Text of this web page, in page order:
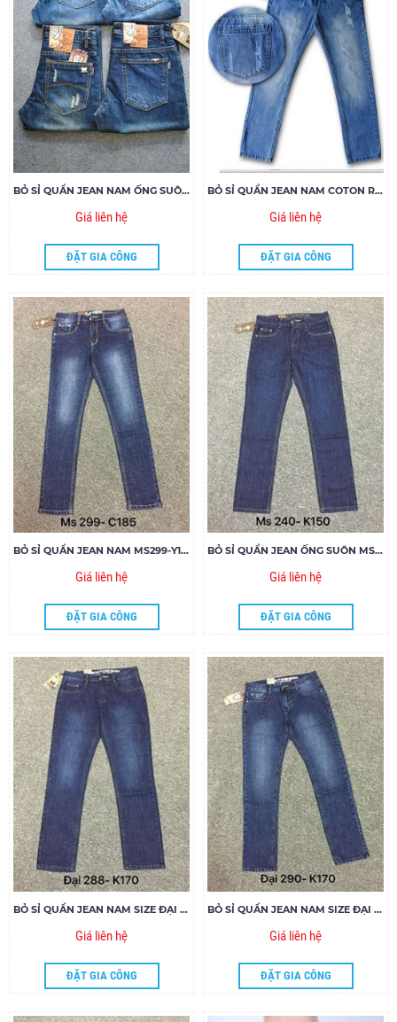
BỎ SỈ QUẦN JEAN NAM ỐNG SUÔNG MS285-272-324-328
Giá liên hệ
ĐẶT GIA CÔNG
BỎ SỈ QUẦN JEAN NAM COTON RÁCH JSA 45.18
Giá liên hệ
ĐẶT GIA CÔNG
BỎ SỈ QUẦN JEAN NAM MS299-Y185
Giá liên hệ
ĐẶT GIA CÔNG
BỎ SỈ QUẦN JEAN ỐNG SUÔN MS240
Giá liên hệ
ĐẶT GIA CÔNG
BỎ SỈ QUẦN JEAN NAM SIZE ĐẠI NAFUCO MS288-E170
Giá liên hệ
ĐẶT GIA CÔNG
BỎ SỈ QUẦN JEAN NAM SIZE ĐẠI MS290-Q170
Giá liên hệ
ĐẶT GIA CÔNG